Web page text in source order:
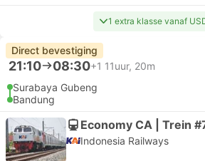
1 extra klasse vanaf
Direct bevestiging
21:10 08:30+1 11uur, 20m
Surabaya Gubeng
Bandung
Indonesia Railways